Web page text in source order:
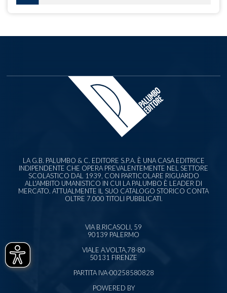
LA G.B. PALUMBO & C. EDITORE S.P.A. È UNA CASA EDITRICE
INDIPENDENTE CHE OPERA PREVALENTEMENTE NEL SETTORE
SCOLASTICO DAL 1939, CON PARTICOLARE RIGUARDO
ALL'AMBITO UMANISTICO IN CUI LA PALUMBO È LEADER DI
MERCATO. ATTUALMENTE IL SUO CATALOGO STORICO CONTA
OLTRE 7.000 TITOLI PUBBLICATI.
VIA B.RICASOLI, 59
90139 PALERMO
VIALE A.VOLTA,78-80
50131 FIRENZE
PARTITA IVA-00258580828
POWERED BY